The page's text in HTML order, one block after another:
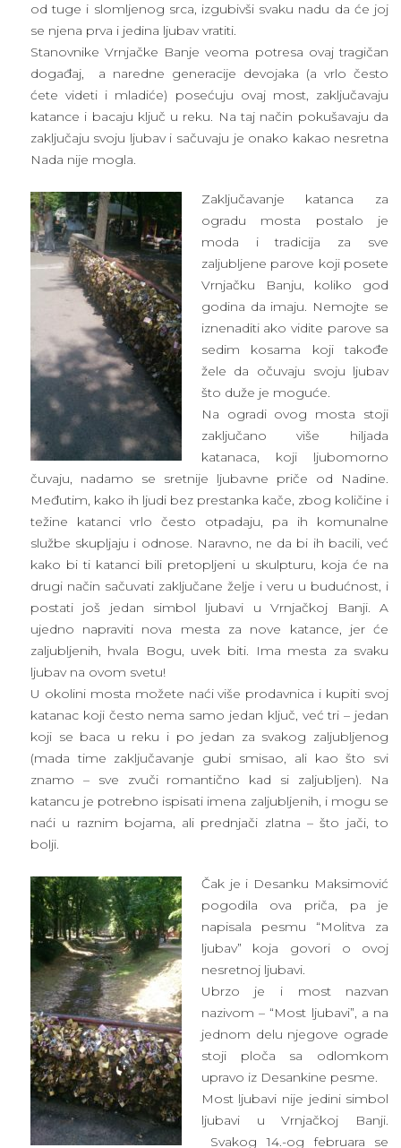
od tuge i slomljenog srca, izgubivši svaku nadu da će joj
se njena prva i jedina ljubav vratiti.
Stanovnike Vrnjačke Banje veoma potresa ovaj tragičan
događaj, a naredne generacije devojaka (a vrlo često
ćete videti i mladiće) posećuju ovaj most, zaključavaju
katance i bacaju ključ u reku. Na taj način pokušavaju da
zaključaju svoju ljubav i sačuvaju je onako kakao nesretna
Nada nije mogla.
Zaključavanje katanca za
ogradu mosta postalo je
moda i tradicija za sve
zaljubljene parove koji posete
Vrnjačku Banju, koliko god
godina da imaju. Nemojte se
iznenaditi ako vidite parove sa
sedim kosama koji takođe
žele da očuvaju svoju ljubav
što duže je moguće.
Na ogradi ovog mosta stoji
zaključano više hiljada
katanaca, koji ljubomorno
čuvaju, nadamo se sretnije ljubavne priče od Nadine.
Međutim, kako ih ljudi bez prestanka kače, zbog količine i
težine katanci vrlo često otpadaju, pa ih komunalne
službe skupljaju i odnose. Naravno, ne da bi ih bacili, već
kako bi ti katanci bili pretopljeni u skulpturu, koja će na
drugi način sačuvati zaključane želje i veru u budućnost, i
postati još jedan simbol ljubavi u Vrnjačkoj Banji. A
ujedno napraviti nova mesta za nove katance, jer će
zaljubljenih, hvala Bogu, uvek biti. Ima mesta za svaku
ljubav na ovom svetu!
U okolini mosta možete naći više prodavnica i kupiti svoj
katanac koji često nema samo jedan ključ, već tri – jedan
koji se baca u reku i po jedan za svakog zaljubljenog
(mada time zaključavanje gubi smisao, ali kao što svi
znamo – sve zvuči romantično kad si zaljubljen). Na
katancu je potrebno ispisati imena zaljubljenih, i mogu se
naći u raznim bojama, ali prednjači zlatna – što jači, to
bolji.
Čak je i Desanku Maksimović
pogodila ova priča, pa je
napisala pesmu “Molitva za
ljubav” koja govori o ovoj
nesretnoj ljubavi.
Ubrzo je i most nazvan
nazivom – “Most ljubavi”, a na
jednom delu njegove ograde
stoji ploča sa odlomkom
upravo iz Desankine pesme.
Most ljubavi nije jedini simbol
ljubavi u Vrnjačkoj Banji.
Svakog 14.-og februara se